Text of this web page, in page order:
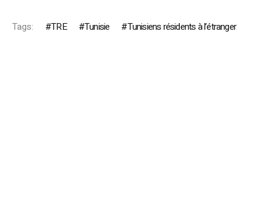
Tags: TRE Tunisie Tunisiens résidents à l’étranger